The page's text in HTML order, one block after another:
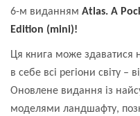
6-м виданням Atlas. A
Edition (mini)!
Ця книга може здаватися
в себе всі регіони світу –
Оновлене видання із
моделями ландшафту,